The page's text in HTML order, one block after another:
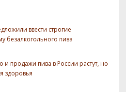
ввести строгие
безалкогольного пива
и продажи пива в России растут, но
здоровья